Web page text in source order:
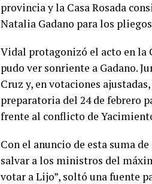
provincia y la Casa Rosada
Natalia Gadano para los
Vidal protagonizó el acto en la
pudo ver sonriente a Gadano.
Cruz y, en votaciones
preparatoria del 24 de febrero
frente al conflicto de
Con el anuncio de esta suma
salvar a los ministros del
votar a Lijo”, soltó una fuente